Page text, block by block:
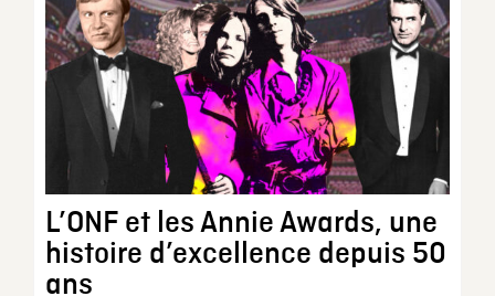
L’ONF et les Annie Awards, une
histoire d’excellence depuis 50
ans